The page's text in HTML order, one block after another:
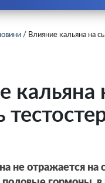
/ Влияние кальяна на
не отражается